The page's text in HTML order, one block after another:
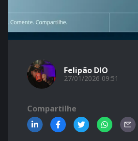
Felipão DIO
27/01/2026 09:51
Compartilhe